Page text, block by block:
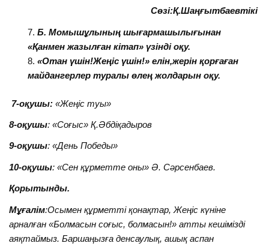
Сөзі:Қ.Шаңғытбаевтікі
Б. Момышұлының шығармашылығынан
«Қанмен жазылған кітап» үзінді оқу.
«Отан үшін!Жеңіс үшін!» елін,жерін қорғаған
майдангерлер туралы өлең жолдарын оқу.
7-оқушы:«Жеңіс туы»
8-оқушы: «Соғыс» Қ.Әбдіқадыров
9-оқушы: «День Победы»
10-оқушы: «Сен құрметте оны» Ә. Сәрсенбаев.
Қорытынды.
Мұғалім:Осымен құрметті қонақтар, Жеңіс күніне
арналған «Болмасын соғыс, болмасын!» атты кешімізді
аяқтаймыз. Баршаңызға денсаулық, ашық аспан